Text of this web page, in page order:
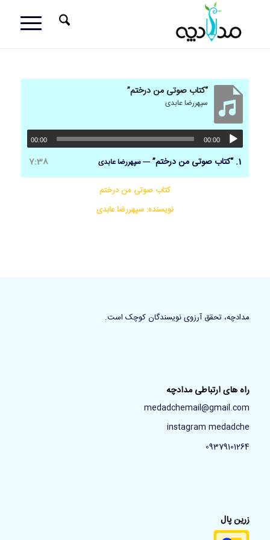
“کتاب صوتی من درختم”
سپهررضا عابدی
00:00
00:00
1. “کتاب صوتی من درختم” — سپهررضا عابدی 7:38
کتاب صوتی من درختم
نویسنده: سپهررضا عابدی
مدادچه، تحقق آرزوی نویسندگان کوچک است.
راه های ارتباطی مدادچه
medadchemail@gmail.com
instagram medadche
09379101264
زرین پال